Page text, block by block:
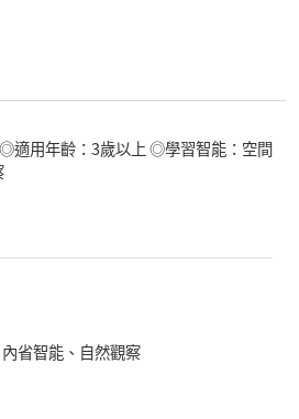
用年齡：3歲以上 ◎學習智能：空間
省智能、自然觀察